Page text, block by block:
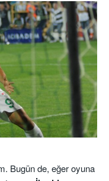
Bugün de, eğer oyuna